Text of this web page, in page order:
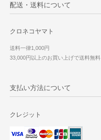
配送・送料について
クロネコヤマト
送料一律1,000円
33,000円以上のお買い上げで送料無料
支払い方法について
クレジット